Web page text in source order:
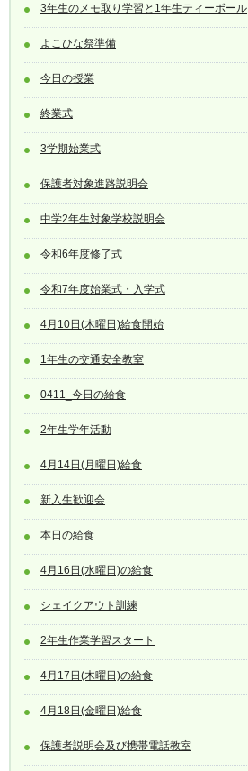
3年生のメモ取り学習と1年生ティーボール
よこひな祭準備
今日の授業
終業式
3学期始業式
保護者対象進路説明会
中学2年生対象学校説明会
令和6年度修了式
令和7年度始業式・入学式
4月10日(木曜日)給食開始
1年生の交通安全教室
0411_今日の給食
2年生学年活動
4月14日(月曜日)給食
新入生歓迎会
本日の給食
4月16日(水曜日)の給食
シェイクアウト訓練
2年生作業学習スタート
4月17日(木曜日)の給食
4月18日(金曜日)給食
保護者説明会及び携帯電話教室